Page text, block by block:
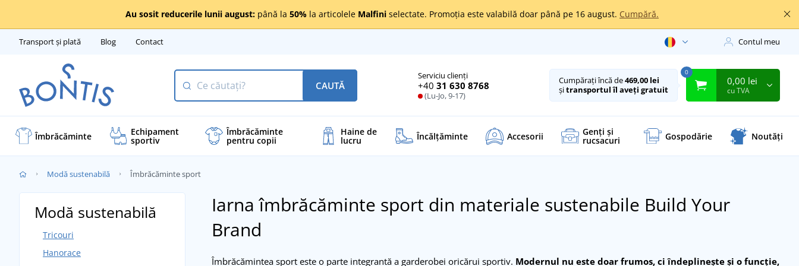
Au sosit reducerile lunii august: până la 50% la articolele Malfini selectate. Promoția este valabilă doar până pe 16 august. Cumpără.
Transport și plată Blog Contact Contul meu
Serviciu clienți
+40 31 630 8768
(Lu-Jo, 9-17)
CAUTĂ Cumpărați încă de469,00 lei
șitransportul îl aveți gratuit
0
0,00 lei
cu TVA
Îmbrăcăminte Echipament
sportiv
Îmbrăcăminte
pentru copii
Haine de
lucru Încălţăminte Accesorii Genți și
rucsacuri Gospodărie Noutăți
Modă sustenabilă Îmbrăcăminte sport
Iarna îmbrăcăminte sport din materiale sustenabile Build Your
Brand
Îmbrăcămintea sport este o parte integrantă a garderobei oricărui sportiv. Modernul nu este doar frumos, ci îndeplinește și o funcție,
Modă sustenabilă
Tricouri
Hanorace